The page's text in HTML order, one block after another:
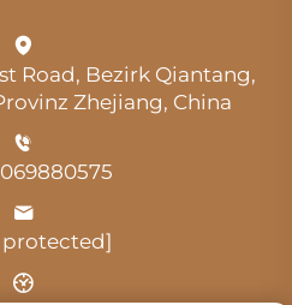
Road, Bezirk Qiantang,
Zhejiang, China
protected]